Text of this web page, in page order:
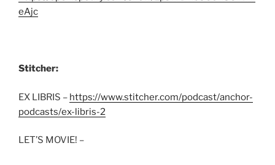
eAjc
Stitcher:
EX LIBRIS – https://www.stitcher.com/podcast/anchor-
podcasts/ex-libris-2
LET’S MOVIE! –